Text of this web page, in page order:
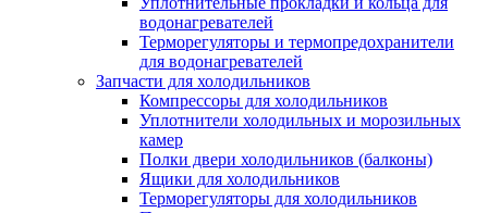
водонагревателей
Терморегуляторы и термопредохранители
для водонагревателей
Запчасти для холодильников
Компрессоры для холодильников
Уплотнители холодильных и морозильных
камер
Полки двери холодильников (балконы)
Ящики для холодильников
Терморегуляторы для холодильников